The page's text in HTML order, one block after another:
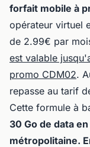
forfait mobile à
opérateur virtuel
de 2.99€ par
est valable
promo CDM02.
repasse au tarif
Cette formule à
30 Go de data
métropolitaine.